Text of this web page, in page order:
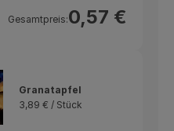
Gesamtpreis:0,57 €
Granatapfel
3,89 € / Stück